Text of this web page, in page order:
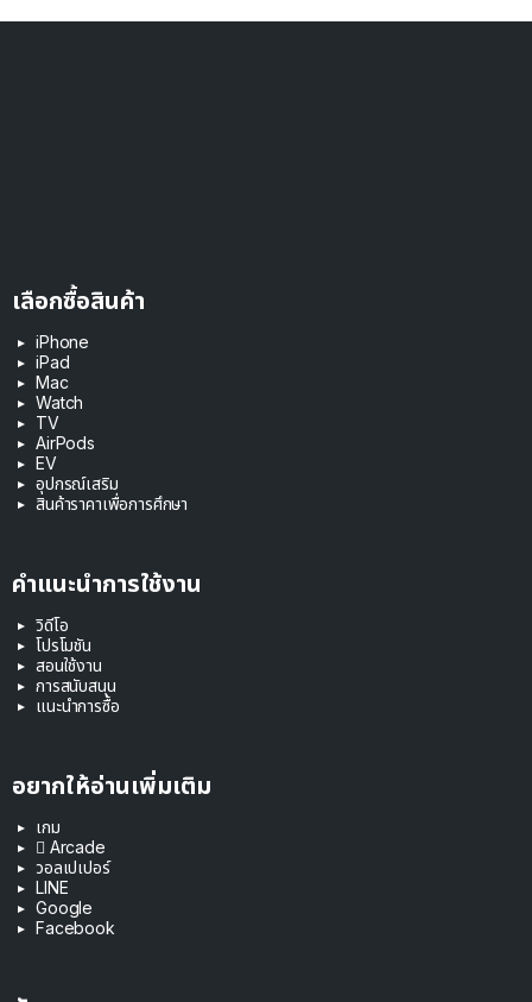
เลือกซื้อสินค้า
iPhone
iPad
Mac
Watch
TV
AirPods
EV
อุปกรณ์เสริม
สินค้าราคาเพื่อการศึกษา
คำแนะนำการใช้งาน
วิดีโอ
โปรโมชัน
สอนใช้งาน
การสนับสนุน
แนะนำการซื้อ
อยากให้อ่านเพิ่มเติม
เกม
 Arcade
วอลเปเปอร์
LINE
Google
Facebook